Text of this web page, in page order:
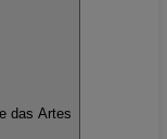
das Artes